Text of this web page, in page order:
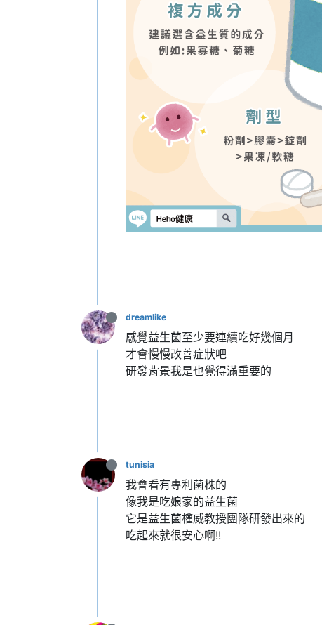
dreamlike
感覺益生菌至少要連續吃好幾個月
才會慢慢改善症狀吧
研發背景我是也覺得滿重要的
tunisia
我會看有專利菌株的
像我是吃娘家的益生菌
它是益生菌權威教授團隊研發出來的
吃起來就很安心啊!!